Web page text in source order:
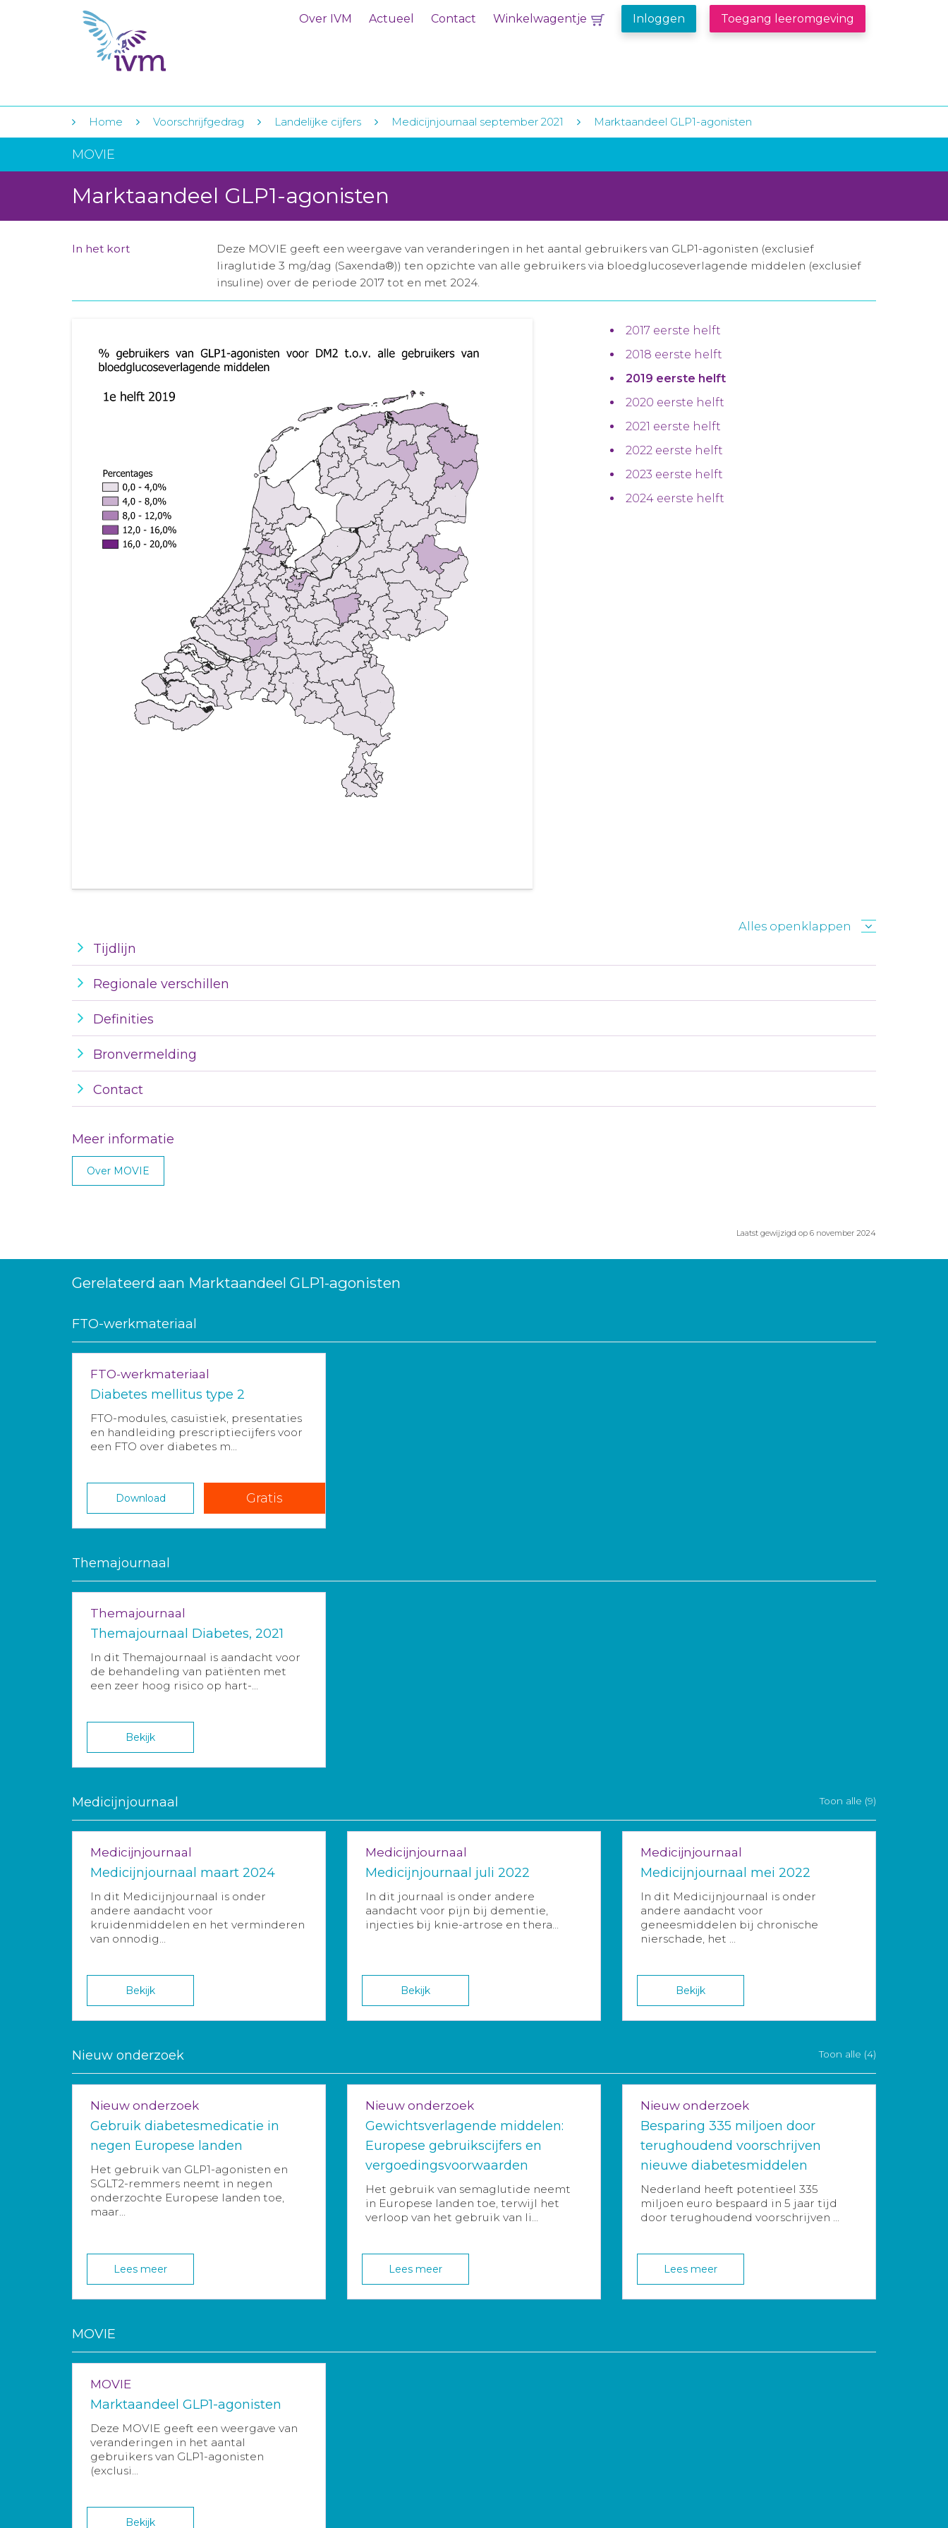
Over IVM Actueel Contact Winkelwagentje Inloggen Toegang leeromgeving
Home Voorschrijfgedrag Landelijke cijfers Medicijnjournaal september 2021 Marktaandeel GLP1-agonisten
MOVIE
Marktaandeel GLP1-agonisten
In het kort
Deze MOVIE geeft een weergave van veranderingen in het aantal gebruikers van GLP1-agonisten (exclusief
liraglutide 3 mg/dag (Saxenda®)) ten opzichte van alle gebruikers via bloedglucoseverlagende middelen (exclusief
insuline) over de periode 2017 tot en met 2024.
2017 eerste helft
2018 eerste helft
2019 eerste helft
2020 eerste helft
2021 eerste helft
2022 eerste helft
2023 eerste helft
2024 eerste helft
Alles openklappen
Tijdlijn
Regionale verschillen
Definities
Bronvermelding
Contact
Meer informatie
Over MOVIE
Laatst gewijzigd op 6 november 2024
Gerelateerd aan Marktaandeel GLP1-agonisten
FTO-werkmateriaal
FTO-werkmateriaal
Diabetes mellitus type 2
FTO-modules, casuïstiek, presentaties
en handleiding prescriptiecijfers voor
een FTO over diabetes m...
Download Gratis
Themajournaal
Themajournaal
Themajournaal Diabetes, 2021
In dit Themajournaal is aandacht voor
de behandeling van patiënten met
een zeer hoog risico op hart-...
Bekijk
Medicijnjournaal Toon alle (9)
Medicijnjournaal
Medicijnjournaal maart 2024
In dit Medicijnjournaal is onder
andere aandacht voor
kruidenmiddelen en het verminderen
van onnodig...
Bekijk
Medicijnjournaal
Medicijnjournaal juli 2022
In dit journaal is onder andere
aandacht voor pijn bij dementie,
injecties bij knie-artrose en thera...
Bekijk
Medicijnjournaal
Medicijnjournaal mei 2022
In dit Medicijnjournaal is onder
andere aandacht voor
geneesmiddelen bij chronische
nierschade, het ...
Bekijk
Nieuw onderzoek Toon alle (4)
Nieuw onderzoek
Gebruik diabetesmedicatie in
negen Europese landen
Het gebruik van GLP1-agonisten en
SGLT2-remmers neemt in negen
onderzochte Europese landen toe,
maar...
Lees meer
Nieuw onderzoek
Gewichtsverlagende middelen:
Europese gebruikscijfers en
vergoedingsvoorwaarden
Het gebruik van semaglutide neemt
in Europese landen toe, terwijl het
verloop van het gebruik van li...
Lees meer
Nieuw onderzoek
Besparing 335 miljoen door
terughoudend voorschrijven
nieuwe diabetesmiddelen
Nederland heeft potentieel 335
miljoen euro bespaard in 5 jaar tijd
door terughoudend voorschrijven ...
Lees meer
MOVIE
MOVIE
Marktaandeel GLP1-agonisten
Deze MOVIE geeft een weergave van
veranderingen in het aantal
gebruikers van GLP1-agonisten
(exclusi...
Bekijk